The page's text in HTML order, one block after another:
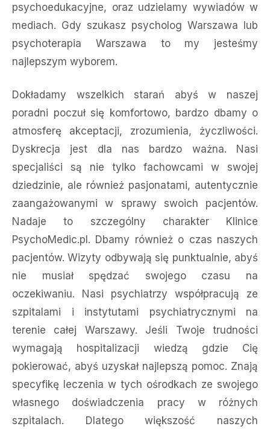
psychoedukacyjne, oraz udzielamy wywiadów w
mediach. Gdy szukasz psycholog Warszawa lub
psychoterapia Warszawa to my jesteśmy
najlepszym wyborem.
Dokładamy wszelkich starań abyś w naszej
poradni poczuł się komfortowo, bardzo dbamy o
atmosferę akceptacji, zrozumienia, życzliwości.
Dyskrecja jest dla nas bardzo ważna. Nasi
specjaliści są nie tylko fachowcami w swojej
dziedzinie, ale również pasjonatami, autentycznie
zaangażowanymi w sprawy swoich pacjentów.
Nadaje to szczególny charakter Klinice
PsychoMedic.pl. Dbamy również o czas naszych
pacjentów. Wizyty odbywają się punktualnie, abyś
nie musiał spędzać swojego czasu na
oczekiwaniu. Nasi psychiatrzy współpracują ze
szpitalami i instytutami psychiatrycznymi na
terenie całej Warszawy. Jeśli Twoje trudności
wymagają hospitalizacji wiedzą gdzie Cię
pokierować, abyś uzyskał najlepszą pomoc. Znają
specyfikę leczenia w tych ośrodkach ze swojego
własnego doświadczenia pracy w różnych
szpitalach. Dlatego większość naszych